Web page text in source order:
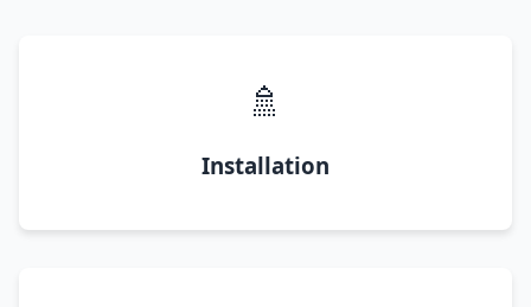
🚿
Installation